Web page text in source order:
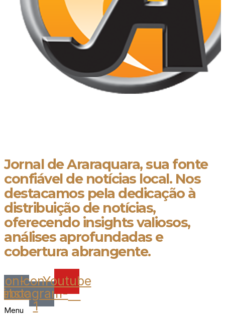
Jornal de Araraquara, sua fonte
confiável de notícias local. Nos
destacamos pela dedicação à
distribuição de notícias,
oferecendo insights valiosos,
análises aprofundadas e
cobertura abrangente.
Icon-
instagram-
1
Youtube
Menu